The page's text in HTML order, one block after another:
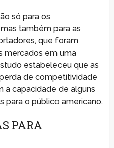
só para os
também para as
que foram
mercados em uma
estabeleceu que as
de competitividade
a capacidade de alguns
para o público americano.
PARA